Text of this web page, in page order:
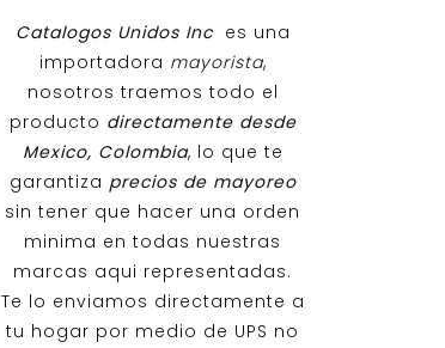
Catalogos Unidos Inc es una
importadora mayorista,
nosotros traemos todo el
producto directamente desde
Mexico, Colombia, lo que te
garantiza precios de mayoreo
sin tener que hacer una orden
minima en todas nuestras
marcas aqui representadas.
Te lo enviamos directamente a
tu hogar por medio de UPS no